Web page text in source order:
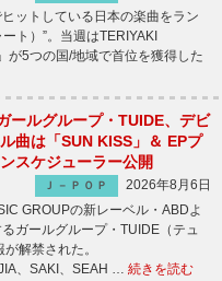
ットしている日本の楽曲をラン
ト）”。当週はTERIYAKI
が5つの国/地域で首位を獲得した
ールグループ・TUIDE、デビ
曲は「SUN KISS」＆ EPプ
スケジューラー公開
Ｊ－ＰＯＰ
2026年8月6日
GROUPの新レーベル・ABDよ
ガールグループ・TUIDE（テュ
が解禁された。
、SAKI、SEAH … 続きを読む